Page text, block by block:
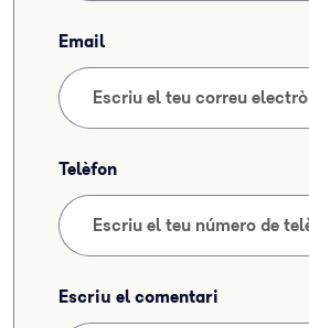
Email
Telèfon
Escriu el comentari